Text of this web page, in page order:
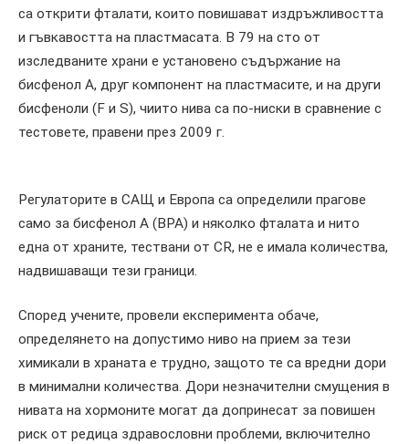
са открити фталати, които повишават издръжливостта
и гъвкавостта на пластмасата. В 79 на сто от
изследваните храни е установено съдържание на
бисфенол А, друг компонент на пластмасите, и на други
бисфеноли (F и S), чиито нива са по-ниски в сравнение с
тестовете, правени през 2009 г.
Регулаторите в САЩ и Европа са определили прагове
само за бисфенол А (BPA) и няколко фталата и нито
една от храните, тествани от CR, не е имала количества,
надвишаващи тези граници.
Според учените, провели експеримента обаче,
определянето на допустимо ниво на прием за тези
химикали в храната е трудно, защото те са вредни дори
в минимални количества. Дори незначителни смущения в
нивата на хормоните могат да допринесат за повишен
риск от редица здравословни проблеми, включително